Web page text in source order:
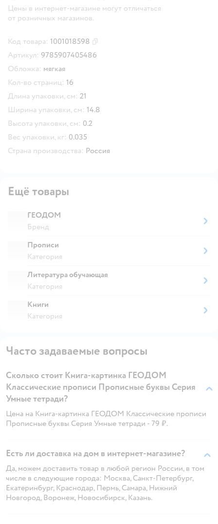
Цены в интернет-магазине могут отличаться
от розничных магазинов.
Код товара: 1001018598
Артикул: 9785907405486
Обложка: мягкая
Кол-во страниц: 16
Длина упаковки, см: 21
Ширина упаковки, см: 14.8
Высота упаковки, см: 0.2
Вес упаковки, кг: 0.035
Страна производства: Россия
Ещё товары
ГЕОДОМ
Бренд
Прописи
Категория
Литература обучающая
Категория
Книги
Категория
Часто задаваемые вопросы
Сколько стоит Книга-картинка ГЕОДОМ
Классические прописи Прописные буквы Серия
Умные тетради?
Цена на Книга-картинка ГЕОДОМ Классические прописи
Прописные буквы Серия Умные тетради - 79 ₽.
Есть ли доставка на дом в интернет-магазине?
Да, можем доставить товар в любой регион России, в том
числе в следующие города: Москва, Санкт-Петербург,
Екатеринбург, Краснодар, Пермь, Самара, Нижний
Новгород, Воронеж, Новосибирск, Казань.